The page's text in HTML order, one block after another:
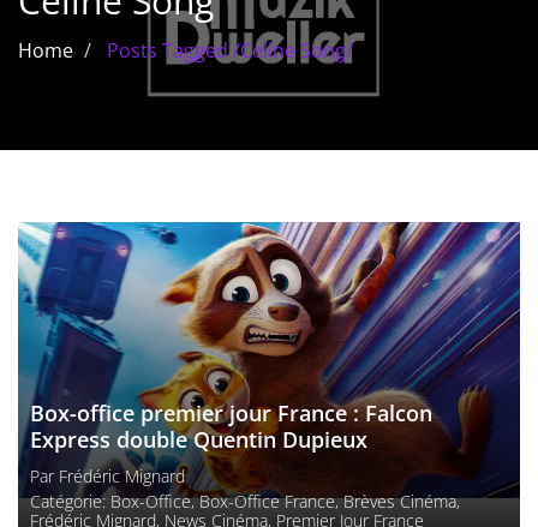
Les films par
interdits
Les Dossiers
Les disparus
Les acteurs
Les actrices
Les réalisateurs
Home Posts Tagged/Celine Song/
Box-office premier jour France : Falcon
Express double Quentin Dupieux
Par Frédéric Mignard
Catégorie: Box-Office,Box-Office France,Brèves Cinéma,
Frédéric Mignard, News Cinéma, Premier Jour France